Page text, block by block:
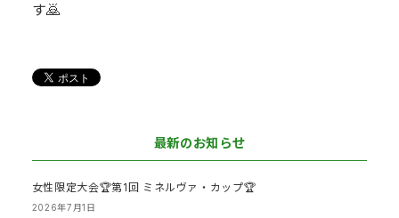
す🙇
最新のお知らせ
女性限定大会🏆第1回 ミネルヴァ・カップ🏆
2026年7月1日